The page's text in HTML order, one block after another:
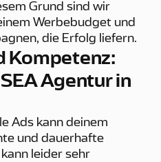
Grund sind wir
Werbebudget und
die Erfolg liefern.
Kompetenz:
Agentur in
Ads kann deinem
und dauerhafte
leider sehr